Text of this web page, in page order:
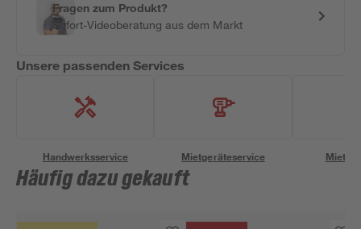
Fragen zum Produkt?
Sofort-Videoberatung aus dem Markt
Unsere passenden Services
Handwerksservice Mietgeräteservice
Häufig dazu gekauft